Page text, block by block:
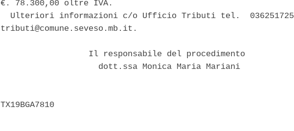
€. 78.300,00 oltre IVA.
Ulteriori informazioni c/o Ufficio Tributi tel.
tributi@comune.seveso.mb.it.
                  Il responsabile del procedimento
                    dott.ssa Monica Maria Mariani